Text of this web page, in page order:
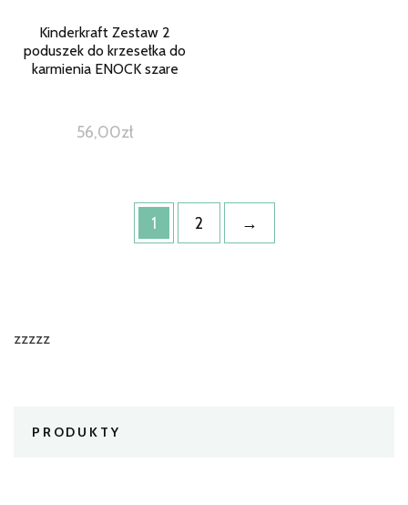
Kinderkraft Zestaw 2
poduszek do krzesełka do
karmienia ENOCK szare
56,00zł
1 2 →
zzzzz
PRODUKTY